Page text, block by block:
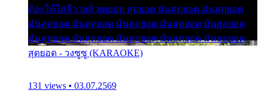
ต้องให้ใส่ลีวายส์ สุดยอด สุดยอด มันสุดยอด มันสุดยอด
มันสุดยอด มันสุดยอด มันสุดยอด มันสุดยอด มันสุดยอด
มันสุดยอด มันสุดยอด มันสุดยอด มันสุดยอด มันสุดยอด
สุดยอด - วงซูซู (KARAOKE)
131 views • 03.07.2569